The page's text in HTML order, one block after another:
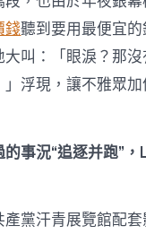
錢聽到要用最便宜
叫：「眼淚？那
浮現，讓不雅眾
事況“追逐并跑”，
產黨汗青展覽館配